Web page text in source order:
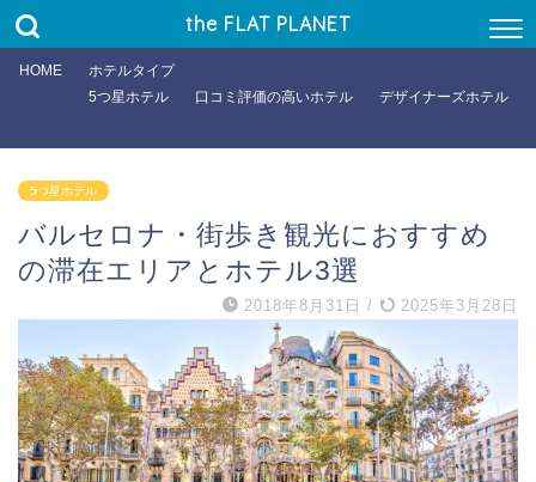
the FLAT PLANET
HOME
ホテルタイプ
5つ星ホテル
口コミ評価の高いホテル デザイナーズホテル
5つ星ホテル
バルセロナ・街歩き観光におすすめ
の滞在エリアとホテル3選
2018年8月31日 / 2025年3月28日